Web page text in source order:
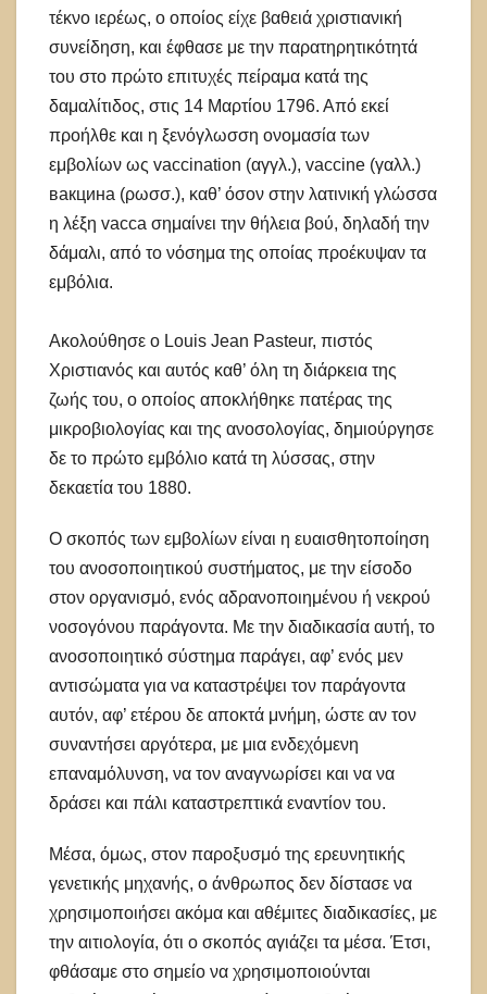
τέκνο ιερέως, ο οποίος είχε βαθειά χριστιανική
συνείδηση, και έφθασε με την παρατηρητικότητά
του στο πρώτο επιτυχές πείραμα κατά της
δαμαλίτιδος, στις 14 Μαρτίου 1796. Από εκεί
προήλθε και η ξενόγλωσση ονομασία των
εμβολίων ως vaccination (αγγλ.), vaccine (γαλλ.)
вакцина (ρωσσ.), καθ’ όσον στην λατινική γλώσσα
η λέξη vacca σημαίνει την θήλεια βού, δηλαδή την
δάμαλι, από το νόσημα της οποίας προέκυψαν τα
εμβόλια.
Ακολούθησε ο Louis Jean Pasteur, πιστός
Χριστιανός και αυτός καθ’ όλη τη διάρκεια της
ζωής του, ο οποίος αποκλήθηκε πατέρας της
μικροβιολογίας και της ανοσολογίας, δημιούργησε
δε το πρώτο εμβόλιο κατά τη λύσσας, στην
δεκαετία του 1880.
Ο σκοπός των εμβολίων είναι η ευαισθητοποίηση
του ανοσοποιητικού συστήματος, με την είσοδο
στον οργανισμό, ενός αδρανοποιημένου ή νεκρού
νοσογόνου παράγοντα. Με την διαδικασία αυτή, το
ανοσοποιητικό σύστημα παράγει, αφ’ ενός μεν
αντισώματα για να καταστρέψει τον παράγοντα
αυτόν, αφ’ ετέρου δε αποκτά μνήμη, ώστε αν τον
συναντήσει αργότερα, με μια ενδεχόμενη
επαναμόλυνση, να τον αναγνωρίσει και να να
δράσει και πάλι καταστρεπτικά εναντίον του.
Μέσα, όμως, στον παροξυσμό της ερευνητικής
γενετικής μηχανής, ο άνθρωπος δεν δίστασε να
χρησιμοποιήσει ακόμα και αθέμιτες διαδικασίες, με
την αιτιολογία, ότι ο σκοπός αγιάζει τα μέσα. Έτσι,
φθάσαμε στο σημείο να χρησιμοποιούνται